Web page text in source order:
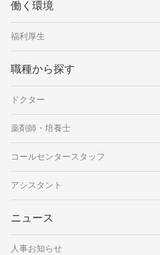
働く環境
福利厚生
職種から探す
ドクター
薬剤師・培養士
コールセンタースタッフ
アシスタント
ニュース
人事お知らせ